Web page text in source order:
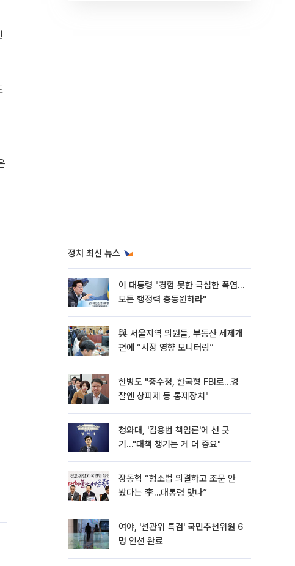
정치 최신 뉴스
이 대통령 "경험 못한 극심한 폭염…
모든 행정력 총동원하라"
與 서울지역 의원들, 부동산 세제개
편에 “시장 영향 모니터링”
한병도 "중수청, 한국형 FBI로…경
찰엔 상피제 등 통제장치"
청와대, '김용범 책임론'에 선 긋
기…"대책 챙기는 게 더 중요"
장동혁 “형소법 의결하고 조문 안
봤다는 李…대통령 맞나”
여야, '선관위 특검' 국민추천위원 6
명 인선 완료